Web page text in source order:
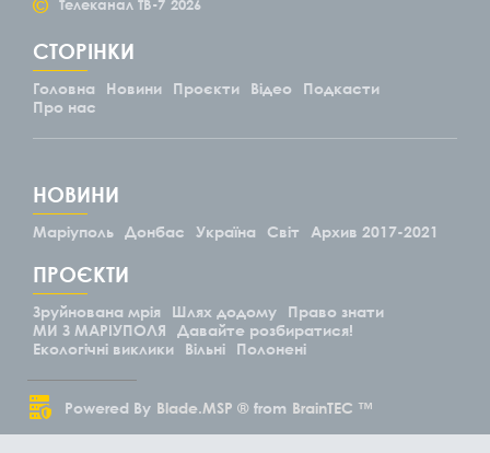
Телеканал ТВ-7 2026
СТОРІНКИ
Головна Новини Проєкти Відео
Подкасти
Про нас
НОВИНИ
Маріуполь Донбас Україна Світ Архив 2017-2021
ПРОЄКТИ
Зруйнована мрія Шлях додому
Право знати
МИ З МАРІУПОЛЯ
Давайте розбиратися!
Екологічні виклики
Вільні Полонені
Powered By Blade.MSP ® from BrainTEC ™